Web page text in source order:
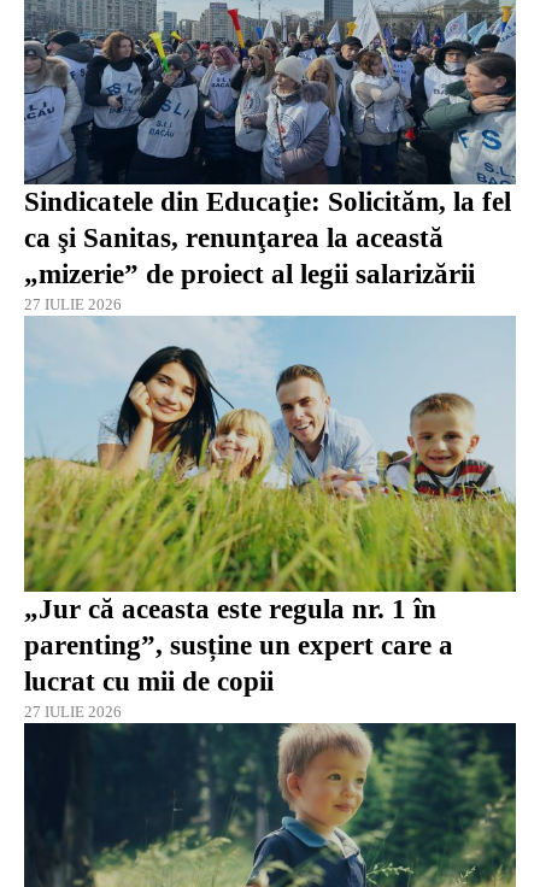
Sindicatele din Educaţie: Solicităm, la fel
ca şi Sanitas, renunţarea la această
„mizerie” de proiect al legii salarizării
27 IULIE 2026
„Jur că aceasta este regula nr. 1 în
parenting”, susține un expert care a
lucrat cu mii de copii
27 IULIE 2026